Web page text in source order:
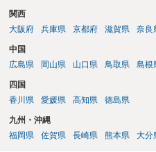
関西
大阪府
兵庫県 京都府 滋賀県 奈良
中国
広島県
岡山県 山口県 鳥取県 島根
四国
香川県
愛媛県 高知県 徳島県
九州・沖縄
福岡県
佐賀県 長崎県 熊本県 大分